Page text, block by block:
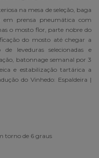
na mesa de seleção, baga
em prensa pneumática com
o mosto flor, parte nobre do
do mosto até chegar a
leveduras selecionadas e
batonnage semanal por 3
e estabilização tartárica a
do Vinhedo: Espaldeira |
torno de 6 graus